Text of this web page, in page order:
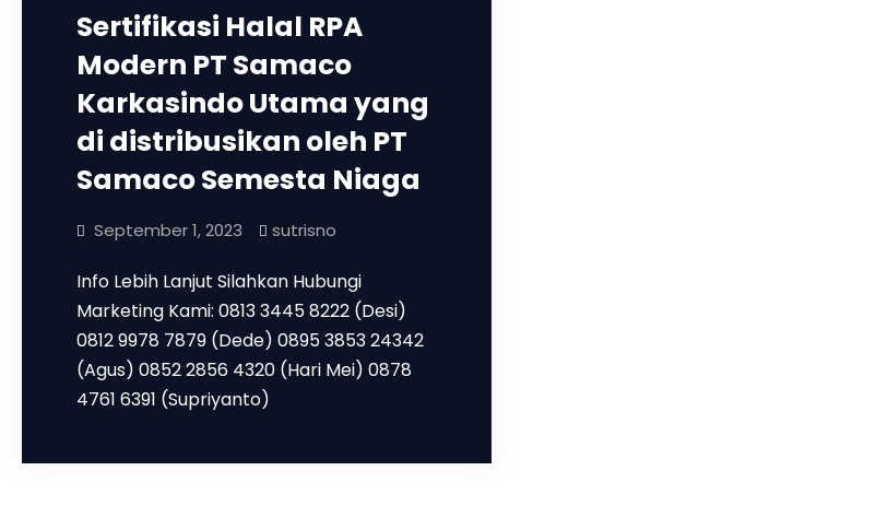
Sertifikasi Halal RPA
Modern PT Samaco
Karkasindo Utama yang
di distribusikan oleh PT
Samaco Semesta Niaga
September 1, 2023 sutrisno
Info Lebih Lanjut Silahkan Hubungi
Marketing Kami: 0813 3445 8222 (Desi)
0812 9978 7879 (Dede) 0895 3853 24342
(Agus) 0852 2856 4320 (Hari Mei) 0878
4761 6391 (Supriyanto)